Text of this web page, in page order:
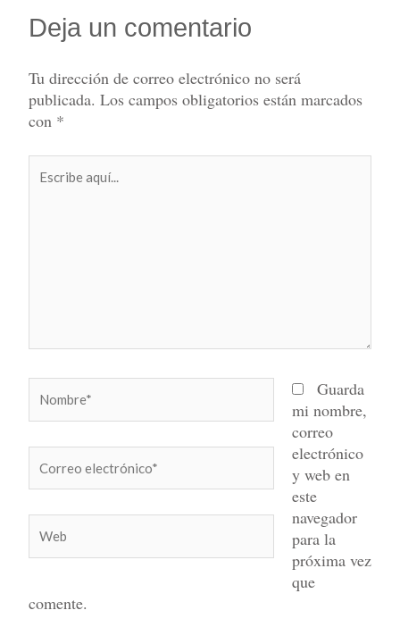
Deja un comentario
Tu dirección de correo electrónico no será
publicada. Los campos obligatorios están marcados
con *
aquí...
electrónico*
Guarda
mi nombre,
correo
electrónico
y web en
este
navegador
para la
próxima vez
que
comente.